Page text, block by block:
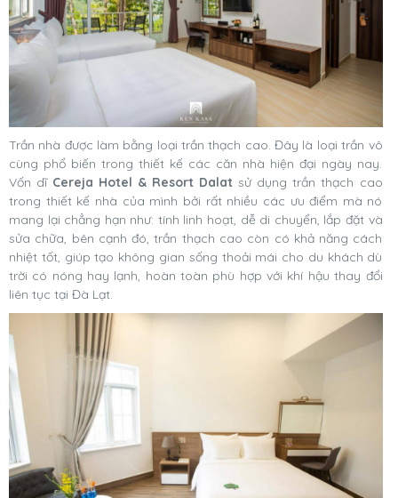
Trần nhà được làm bằng loại trần thạch cao. Đây là loại trần vô
cùng phổ biến trong thiết kế các căn nhà hiện đại ngày nay.
Vốn dĩ Cereja Hotel & Resort Dalatsử dụng trần thạch cao
trong thiết kế nhà của mình bởi rất nhiều các ưu điểm mà nó
mang lại chẳng hạn như: tính linh hoạt, dễ di chuyển, lắp đặt và
sửa chữa, bên cạnh đó, trần thạch cao còn có khả năng cách
nhiệt tốt, giúp tạo không gian sống thoải mái cho du khách dù
trời có nóng hay lạnh, hoàn toàn phù hợp với khí hậu thay đổi
liên tục tại Đà Lạt.